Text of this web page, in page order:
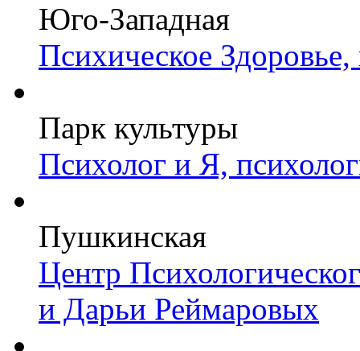
Юго-Западная
Психическое Здоровье,
Парк культуры
Психолог и Я,
Пушкинская
Центр
и Дарьи Реймаровых